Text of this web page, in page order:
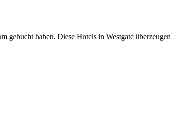
gebucht haben. Diese Hotels in Westgate überzeugen